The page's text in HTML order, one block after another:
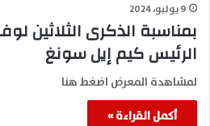
9 يوليو، 2024
بمناسبة الذكرى الثلاثين
الرئيس كيم إيل سونغ
لمشاهدة المعرض اضغط هنا
أكمل القراءة »